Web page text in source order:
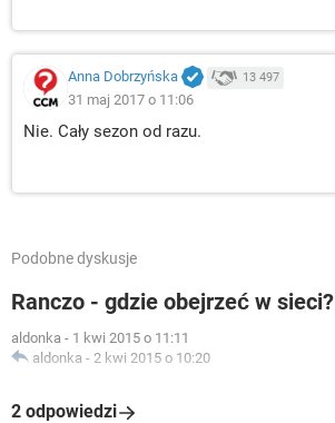
Anna Dobrzyńska 13 497
31 maj 2017 o 11:06
Nie. Cały sezon od razu.
Podobne dyskusje
Ranczo - gdzie obejrzeć w sieci?
aldonka - 1 kwi 2015 o 11:11
aldonka - 2 kwi 2015 o 10:20
2 odpowiedzi